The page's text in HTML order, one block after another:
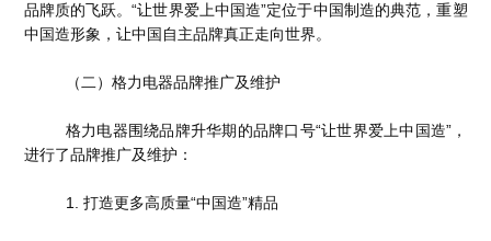
品牌质的飞跃。“让世界爱上中国造”定位于中国制造的典范，重塑
中国造形象，让中国自主品牌真正走向世界。
（二）格力电器品牌推广及维护
格力电器围绕品牌升华期的品牌口号“让世界爱上中国造”，
进行了品牌推广及维护：
1. 打造更多高质量“中国造”精品